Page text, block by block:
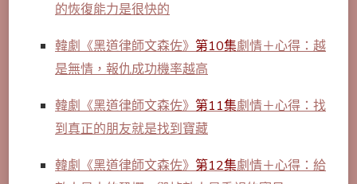
的恢復能力是很快的
韓劇《黑道律師文森佐》 第10集劇情＋心得：越
是無情，報仇成功機率越高
韓劇《黑道律師文森佐》 第11集劇情＋心得：找
到真正的朋友就是找到寶藏
韓劇《黑道律師文森佐》 第12集劇情＋心得：給